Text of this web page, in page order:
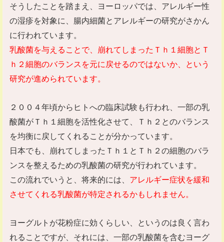
そうしたことを踏まえ、ヨーロッパでは、アレルギー性
の湿疹を対象に、腸内細菌とアレルギーの研究がさかん
に行われています。
乳酸菌を与えることで、崩れてしまったＴｈ１細胞とＴ
ｈ２細胞のバランスを元に戻せるのではないか、という
研究が進められています。
２００４年頃からヒトへの臨床試験も行われ、一部の乳
酸菌がＴｈ１細胞を活性化させて、Ｔｈ２とのバランス
を均衡に戻してくれることが分かっています。
日本でも、崩れてしまったＴｈ１とＴｈ２の細胞のバラ
ンスを整えるための乳酸菌の研究が行われています。
この流れでいうと、将来的には、 アレルギー症状を緩和
させてくれる乳酸菌が特定されるかもしれません。
ヨーグルトが花粉症に効くらしい、というのは良く言わ
れることですが、それには、一部の乳酸菌を含むヨーグ